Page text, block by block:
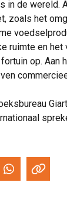
in de wereld.
zoals het
ruimte en
op. Aan